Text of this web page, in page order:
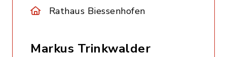
Rathaus Biessenhofen
Markus Trinkwalder